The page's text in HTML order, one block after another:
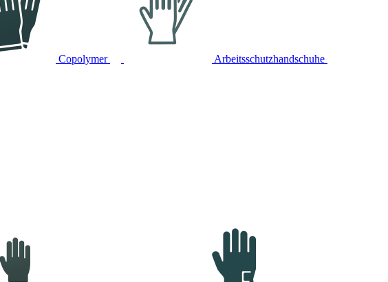
Copolymer Arbeitsschutzhandschuhe